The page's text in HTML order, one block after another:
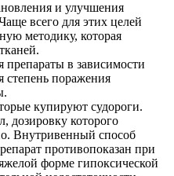
и улучшения
всего для этих целей
методику, которая
в зависимости
степень поражения
купируют судороги.
дозировку которого
Внутривенный способ
противопоказан при
форме гипоксической